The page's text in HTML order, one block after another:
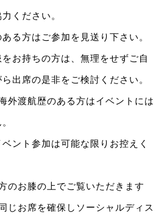
ください。
る方はご参加を見送り下さい。
をお持ちの方は、無理をせずご自
出席の是非をご検討ください。
外渡航歴のある方はイベントには
ント参加は可能な限りお控えく
のお膝の上でご覧いただきます
じお席を確保しソーシャルディス